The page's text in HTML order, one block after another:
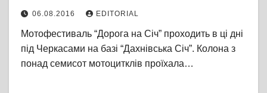
06.08.2016 EDITORIAL
Мотофестиваль “Дорога на Січ” проходить в ці дні
під Черкасами на базі “Дахнівська Січ”. Колона з
понад семисот мотоцитклів проїхала…